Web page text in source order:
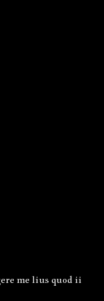
me lius quod ii